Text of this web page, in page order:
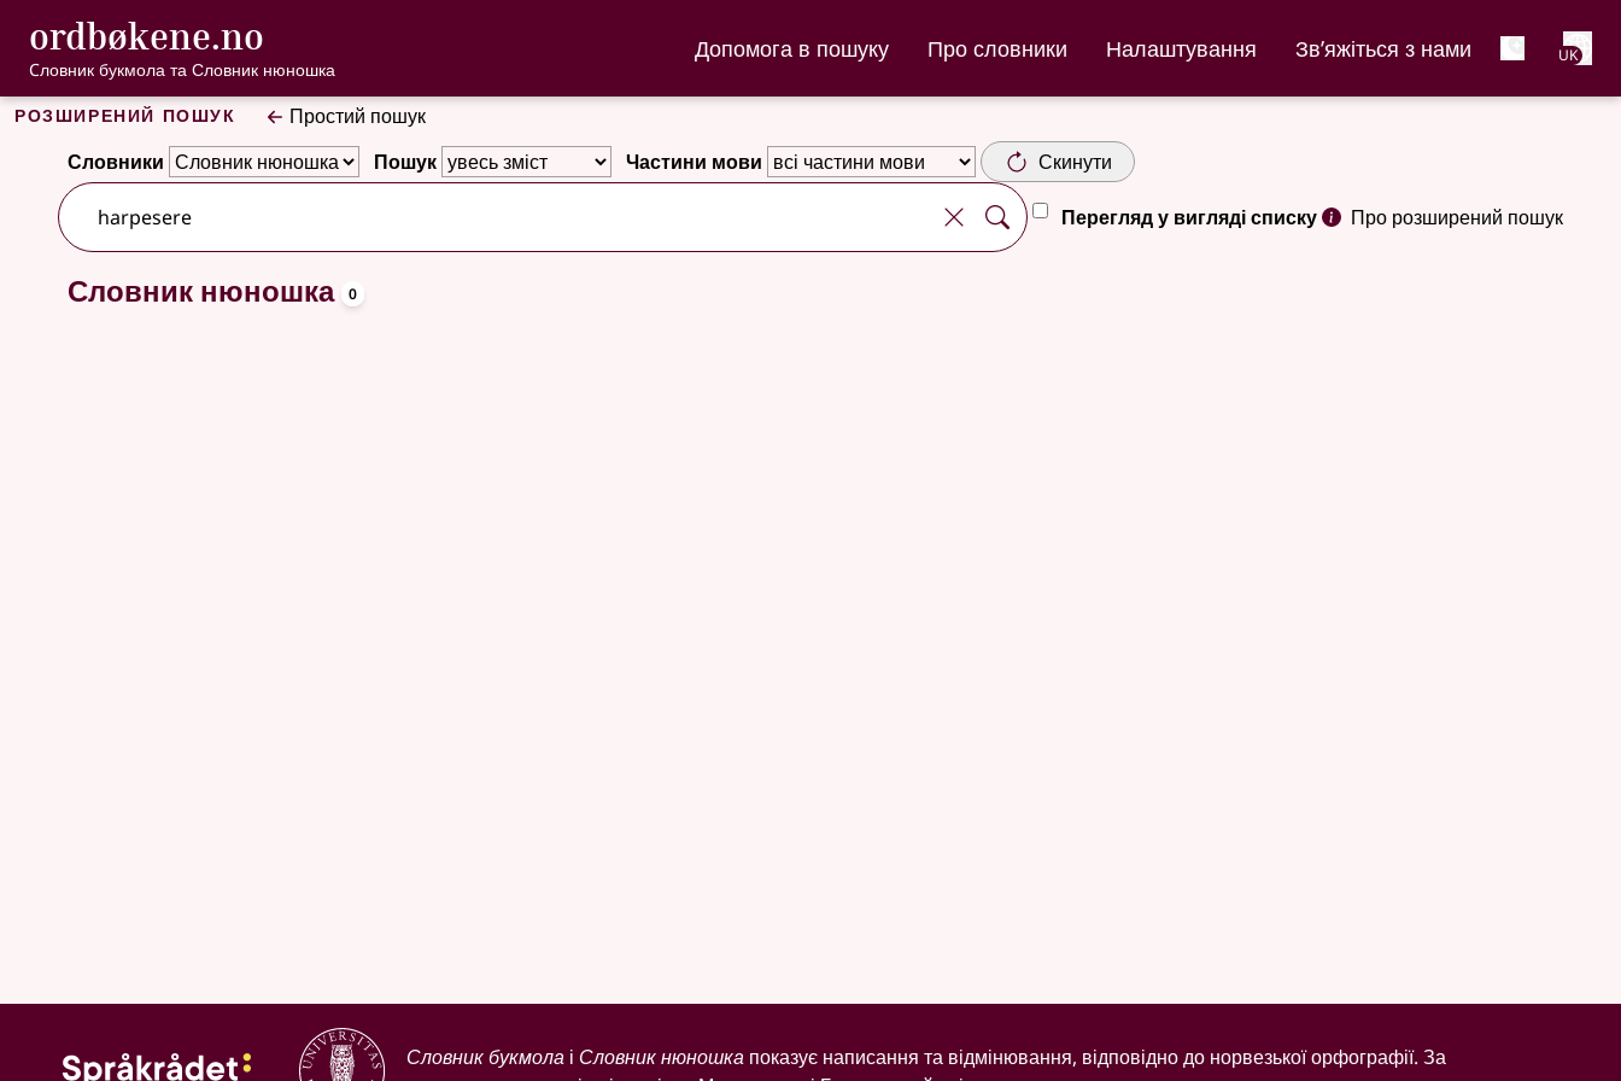
Перейти до основного вмісту
Доступність
ordbøkene.no , Cловник букмола та Словник нюношка
Cловник букмола та Словник нюношка
Допомога в пошуку Про словники Налаштування Зв’яжіться з нами UK
Розширений пошук
Простий пошук
Словники
Пошук Частини мови Скинути
Перегляд у вигляді списку Про розширений пошук
Немає результатів
Словник нюношка 0
Словник букмола і Словник нюношка показує написання та відмінювання, відповідно до норвезької орфографії. За